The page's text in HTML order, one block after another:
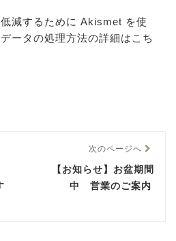
減するために Akismet を使
ータの処理方法の詳細はこち
次のページへ
【お知らせ】お盆期間
中 営業のご案内